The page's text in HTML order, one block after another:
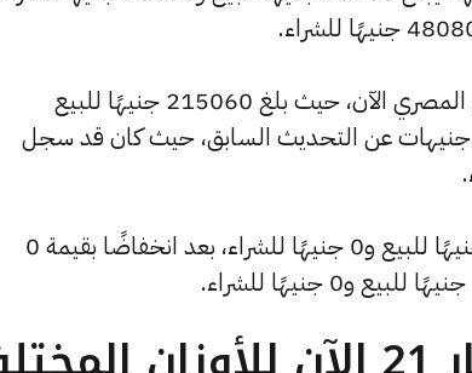
كما شهد سعر الأونصة بالجنيه انخفاضًا بالسوق المصري الآن، حيث بلغ 215060 جنيهًا للبيع
و213280 جنيهًا للشراء، منخفضًا بمقدار 355 جنيهات عن التحديث السابق، حيث كان قد سجل
وانخفض سعر دولار الصاغة ليصل إلى 52.78 جنيهًا للبيع و0 جنيهًا للشراء، بعد انخفاضًا بقيمة 0